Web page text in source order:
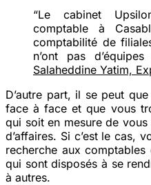
“Le cabinet
comptable à
comptabilité de
n’ont pas
Salaheddine Yatim,
D’autre part, il se peut
face à face et que vous
qui soit en mesure de
d’affaires. Si c’est le cas,
recherche aux
qui sont disposés à se
à autres.